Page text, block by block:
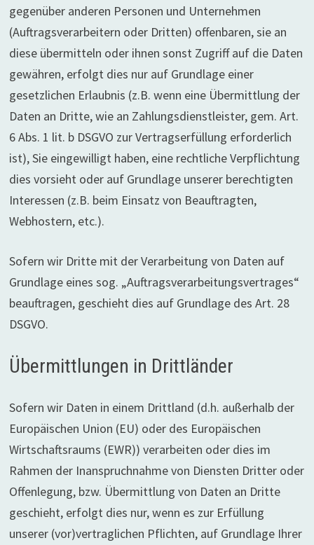
gegenüber anderen Personen und Unternehmen
(Auftragsverarbeitern oder Dritten) offenbaren, sie an
diese übermitteln oder ihnen sonst Zugriff auf die Daten
gewähren, erfolgt dies nur auf Grundlage einer
gesetzlichen Erlaubnis (z.B. wenn eine Übermittlung der
Daten an Dritte, wie an Zahlungsdienstleister, gem. Art.
6 Abs. 1 lit. b DSGVO zur Vertragserfüllung erforderlich
ist), Sie eingewilligt haben, eine rechtliche Verpflichtung
dies vorsieht oder auf Grundlage unserer berechtigten
Interessen (z.B. beim Einsatz von Beauftragten,
Webhostern, etc.).
Sofern wir Dritte mit der Verarbeitung von Daten auf
Grundlage eines sog. „Auftragsverarbeitungsvertrages“
beauftragen, geschieht dies auf Grundlage des Art. 28
DSGVO.
Übermittlungen in Drittländer
Sofern wir Daten in einem Drittland (d.h. außerhalb der
Europäischen Union (EU) oder des Europäischen
Wirtschaftsraums (EWR)) verarbeiten oder dies im
Rahmen der Inanspruchnahme von Diensten Dritter oder
Offenlegung, bzw. Übermittlung von Daten an Dritte
geschieht, erfolgt dies nur, wenn es zur Erfüllung
unserer (vor)vertraglichen Pflichten, auf Grundlage Ihrer